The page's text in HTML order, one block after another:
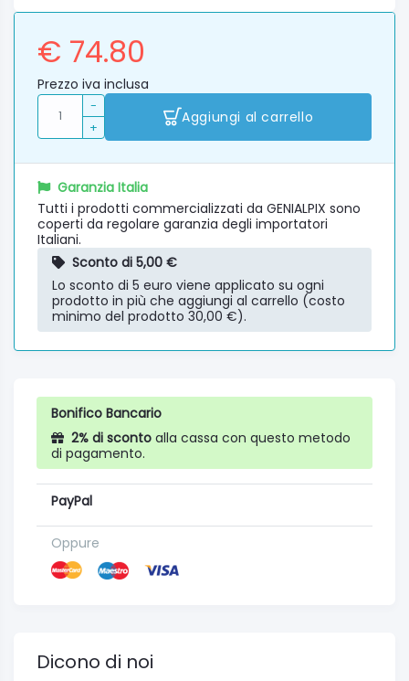
€ 74.80
Prezzo iva inclusa
-
+
Aggiungi al carrello
Garanzia Italia
Tutti i prodotti commercializzati da GENIALPIX sono
coperti da regolare garanzia degli importatori
Italiani.
Sconto di 5,00 €
Lo sconto di 5 euro viene applicato su ogni
prodotto in più che aggiungi al carrello (costo
minimo del prodotto 30,00 €).
Bonifico Bancario
2% di sconto alla cassa con questo metodo
di pagamento.
PayPal
Oppure
Dicono di noi